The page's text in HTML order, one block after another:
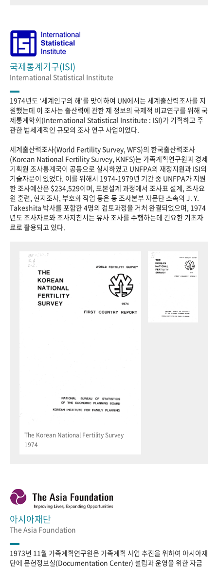
국제통계기구(ISI)
International Statistical Institute
1974년도 ‘세계인구의 해’를 맞이하여 UN에서는 세계출산력조사를 지
원했는데 이 조사는 출산력에 관한 제 정보의 국제적 비교연구를 위해 국
제통계학회(International Statistical Institute : ISI)가 기획하고 주
관한 범세계적인 규모의 조사 연구 사업이었다.
세계출산력조사(World Fertility Survey, WFS)의 한국출산력조사
(Korean National Fertility Survey, KNFS)는 가족계획연구원과 경제
기획원 조사통계국이 공동으로 실시하였고 UNFPA의 재정지원과 ISI의
기술자문이 있었다. 이를 위해서 1974-1979년 기간 중 UNFPA가 지원
한 조사예산은 $234,529이며, 표본설계 과정에서 조사표 설계, 조사요
원 훈련, 현지조사, 부호화 작업 등은 동 조사본부 자문단 소속의 J. Y.
Takeshita 박사를 포함한 4명의 검토과정을 거처 완결되었으며, 1974
년도 조사자료와 조사지침서는 유사 조사를 수행하는데 긴요한 기초자
료로 활용되고 있다.
The Korean National Fertility Survey
1974
아시아재단
The Asia Foundation
1973년 11월 가족계획연구원은 가족계획 사업 추진을 위하여 아시아재
단에 문헌정보실(Documentation Center) 설립과 운영을 위한 자금